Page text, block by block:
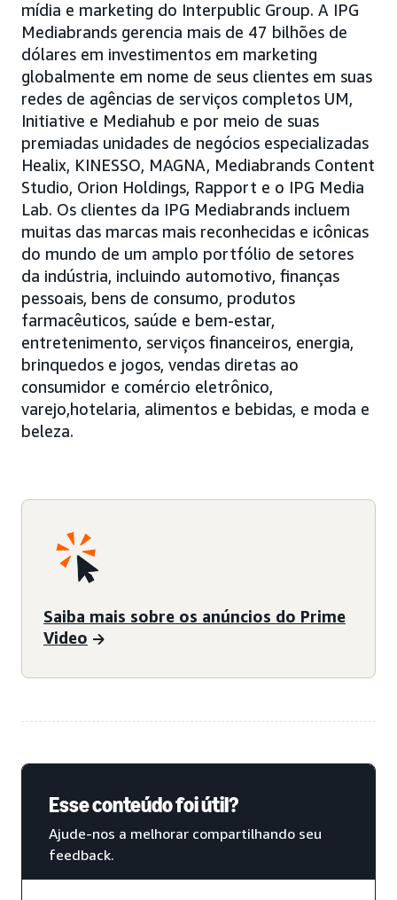
mídia e marketing do Interpublic Group. A IPG
Mediabrands gerencia mais de 47 bilhões de
dólares em investimentos em marketing
globalmente em nome de seus clientes em suas
redes de agências de serviços completos UM,
Initiative e Mediahub e por meio de suas
premiadas unidades de negócios especializadas
Healix, KINESSO, MAGNA, Mediabrands Content
Studio, Orion Holdings, Rapport e o IPG Media
Lab. Os clientes da IPG Mediabrands incluem
muitas das marcas mais reconhecidas e icônicas
do mundo de um amplo portfólio de setores
da indústria, incluindo automotivo, finanças
pessoais, bens de consumo, produtos
farmacêuticos, saúde e bem-estar,
entretenimento, serviços financeiros, energia,
brinquedos e jogos, vendas diretas ao
consumidor e comércio eletrônico,
varejo,hotelaria, alimentos e bebidas, e moda e
beleza.
Saiba mais sobre os anúncios do Prime
Video
Esse conteúdo foi útil?
Ajude-nos a melhorar compartilhando seu
feedback.